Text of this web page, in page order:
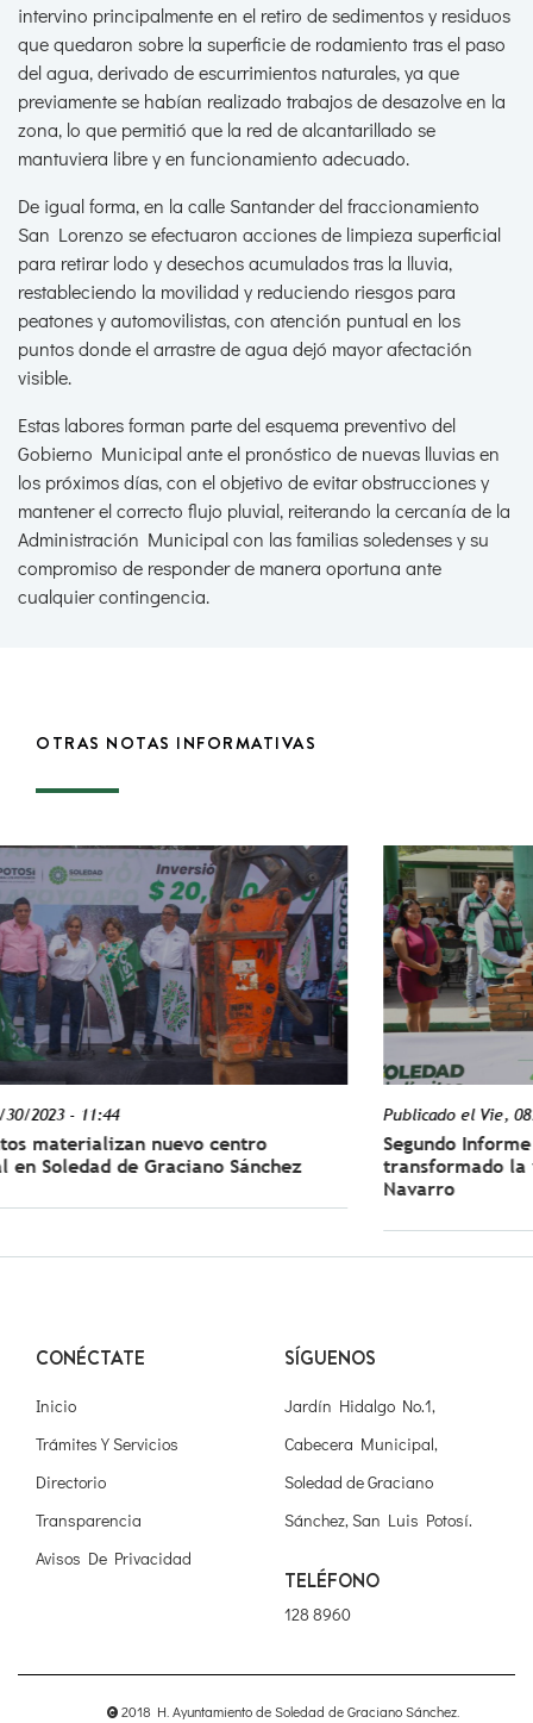
intervino principalmente en el retiro de sedimentos y residuos
que quedaron sobre la superficie de rodamiento tras el paso
del agua, derivado de escurrimientos naturales, ya que
previamente se habían realizado trabajos de desazolve en la
zona, lo que permitió que la red de alcantarillado se
mantuviera libre y en funcionamiento adecuado.
De igual forma, en la calle Santander del fraccionamiento
San Lorenzo se efectuaron acciones de limpieza superficial
para retirar lodo y desechos acumulados tras la lluvia,
restableciendo la movilidad y reduciendo riesgos para
peatones y automovilistas, con atención puntual en los
puntos donde el arrastre de agua dejó mayor afectación
visible.
Estas labores forman parte del esquema preventivo del
Gobierno Municipal ante el pronóstico de nuevas lluvias en
los próximos días, con el objetivo de evitar obstrucciones y
mantener el correcto flujo pluvial, reiterando la cercanía de la
Administración Municipal con las familias soledenses y su
compromiso de responder de manera oportuna ante
cualquier contingencia.
OTRAS NOTAS INFORMATIVAS
nuevo centro
Sánchez
Vie, 08/07/2026 - 13:34
Segundo Informe de
transformado la vida de los
CONÉCTATE
Inicio
Trámites Y Servicios
Directorio
Transparencia
Avisos De Privacidad
SÍGUENOS
Jardín Hidalgo No.1,
Cabecera Municipal,
Soledad de Graciano
Sánchez, San Luis Potosí.
TELÉFONO
128 8960
2018 H. Ayuntamiento de Soledad de Graciano Sánchez.